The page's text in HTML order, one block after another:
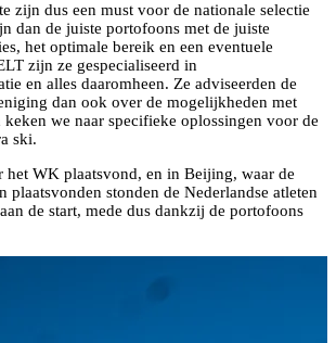
zijn dus een must voor de nationale selectie
dan de juiste portofoons met de juiste
het optimale bereik en een eventuele
zijn ze gespecialiseerd in
en alles daaromheen. Ze adviseerden de
dan ook over de mogelijkheden met
keken we naar specifieke oplossingen voor de
ski.
het WK plaatsvond, en in Beijing, waar de
plaatsvonden stonden de Nederlandse atleten
de start, mede dus dankzij de portofoons